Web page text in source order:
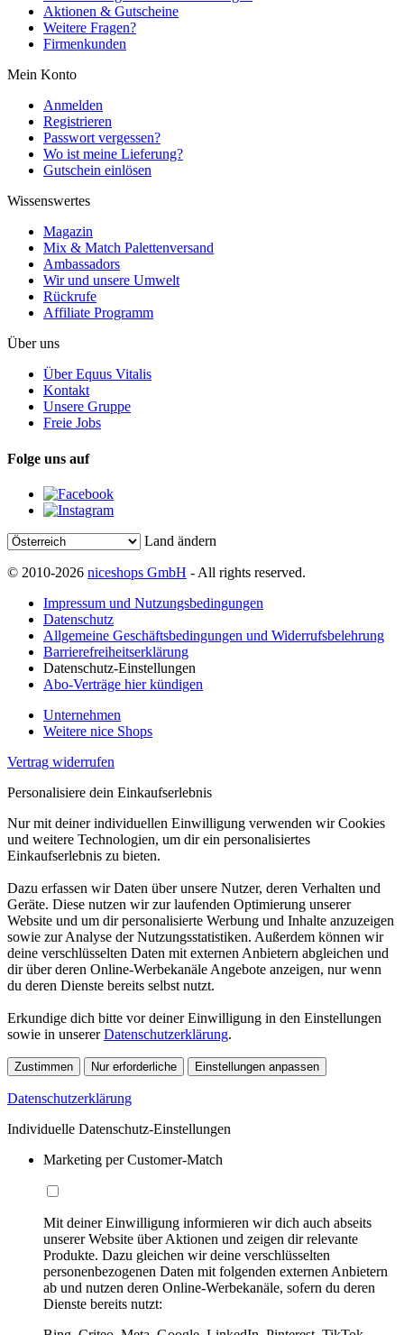
Aktionen & Gutscheine
Weitere Fragen?
Firmenkunden
Mein Konto
Anmelden
Registrieren
Passwort vergessen?
Wo ist meine Lieferung?
Gutschein einlösen
Wissenswertes
Magazin
Mix & Match Palettenversand
Ambassadors
Wir und unsere Umwelt
Rückrufe
Affiliate Programm
Über uns
Über Equus Vitalis
Kontakt
Unsere Gruppe
Freie Jobs
Folge uns auf
Land ändern
© 2010-2026 niceshops GmbH - All rights reserved.
Impressum und Nutzungsbedingungen
Datenschutz
Allgemeine Geschäftsbedingungen und Widerrufsbelehrung
Barrierefreiheitserklärung
Datenschutz-Einstellungen
Abo-Verträge hier kündigen
Unternehmen
Weitere nice Shops
Vertrag widerrufen
Personalisiere dein Einkaufserlebnis
Nur mit deiner individuellen Einwilligung verwenden wir Cookies
und weitere Technologien, um dir ein personalisiertes
Einkaufserlebnis zu bieten.
Dazu erfassen wir Daten über unsere Nutzer, deren Verhalten und
Geräte. Diese nutzen wir zur laufenden Optimierung unserer
Website und um dir personalisierte Werbung und Inhalte anzuzeigen
sowie zur Analyse der Nutzungsstatistiken. Außerdem können wir
deine verschlüsselten Daten mit externen Anbietern abgleichen und
dir über deren Online-Werbekanäle Angebote anzeigen, nur wenn
du deren Dienste bereits selbst nutzt.
Erkundige dich bitte vor deiner Einwilligung in den Einstellungen
sowie in unsererDatenschutzerklärung.
Zustimmen Nur erforderliche Einstellungen anpassen
Datenschutzerklärung
Individuelle Datenschutz-Einstellungen
Marketing per Customer-Match
Mit deiner Einwilligung informieren wir dich auch abseits
unserer Website über Aktionen und zeigen dir relevante
Produkte. Dazu gleichen wir deine verschlüsselten
personenbezogenen Daten mit folgenden externen Anbietern
ab und nutzen deren Online-Werbekanäle, sofern du deren
Dienste bereits nutzt: